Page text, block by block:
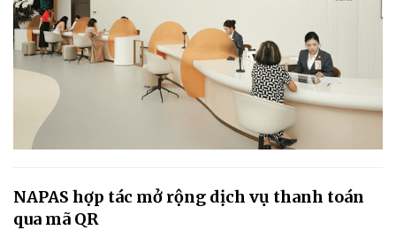
NAPAS hợp tác mở rộng dịch vụ thanh toán
qua mã QR